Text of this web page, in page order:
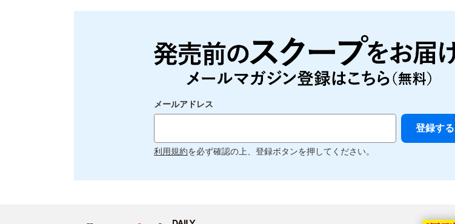
メールアドレス
利用規約を必ず確認の上、登録ボタンを押してください。